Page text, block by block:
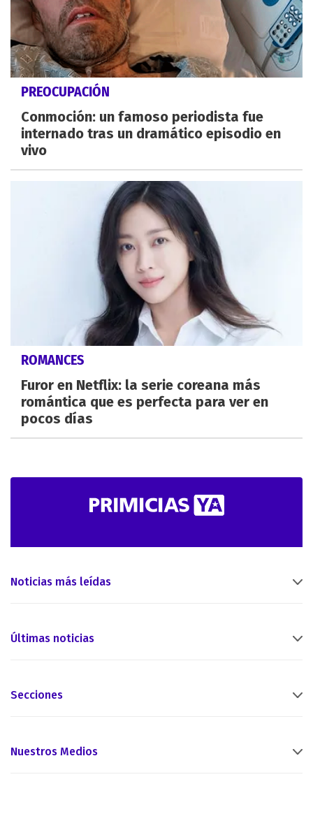
PREOCUPACIÓN
Conmoción: un famoso periodista fue
internado tras un dramático episodio en
vivo
ROMANCES
Furor en Netflix: la serie coreana más
romántica que es perfecta para ver en
pocos días
Noticias más leídas
Últimas noticias
Secciones
Nuestros Medios